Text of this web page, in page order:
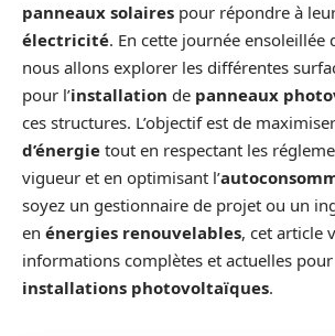
panneaux solaires pour répondre à
électricité. En cette journée ensoleillée
nous allons explorer les différentes
pour l’installation de panneaux
ces structures. L’objectif est de
d’énergie tout en respectant les
vigueur et en optimisant l’
soyez un gestionnaire de projet ou un
en énergies renouvelables, cet article
informations complètes et actuelles
installations photovoltaïques.